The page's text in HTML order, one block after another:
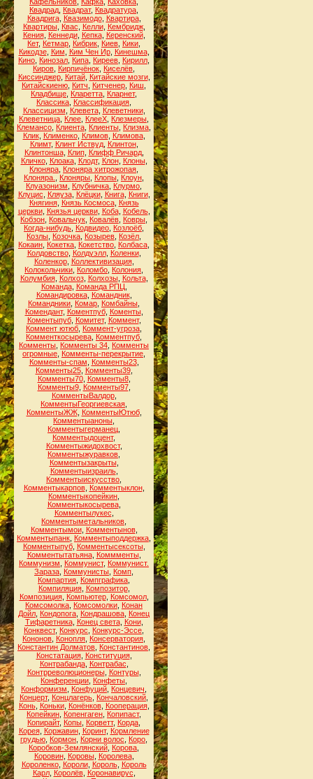
Квадрад Квадрат, Квадратура
Квадрига, Квазимодо, Квартира,
Квартиры, Квас Келли, Кембридж,
Кения, Кеннеди, Кепка, Керенский,
Кет, Кетмар Кибрик Киев Кики
Кикодзе, Ким Ким Чен Ир, Кинешма,
Кино Кинозал Кипа Киреев Кирилл
Киров Кирпичёнок Киселёв
Киссинджер, Китай, Китайские мозги,
Китайскиеню Китч Китченер Киш
Кладбище Кларетта Кларнет,
Классика Классификация
Классицизм
Клевета, Клеветники,
Клеветница Клее КлееХ Клезмеры
Клемансо Клиента Клиенты Клизма
Клик, Клименко, Климов, Климова,
Климт, Клинт Иствуд, Клинтон,
Клинтонша, Клип, Клифф Ричард,
Кличко, Клоака, Клодт, Клон, Клоны,
Клоняра Клоняра хитрожопая
Клоняра.
Клоняры Клопы Клоун
Клуазонизм
Клубничка Клурмо
Клуцис
Кляуза, Клёцки, Книга, Книги,
Княгиня, Князь Космоса, Князь
церкви, Князья церкви, Коба, Кобель,
Кобзон Ковальчук Ковалёв Ковры
Когда-нибудь Кодвидео Козлоёб
Козлы Козочка Козырев Козёл
Кокаин Кокетка Кокетство Колбаса
Колдовство, Колдуэлл, Коленки,
Коленкор, Коллективизация,
Колокольчики Коломбо Колония
Колумбия, Колхоз, Колхозы, Кольта,
Команда, Команда РПЦ
Командировка, Командник,
Командники Комар Комбайны
Комендант, Коментпуб, Коменты,
Коментыпуб, Комитет, Коммент,
Коммент ютюб Коммент-угроза
Комменткосырева Комментпуб
Комменты Комменты 34 Комменты
огромные Комменты-перекрытие
Комменты-спам
Комменты23,
Комменты25, Комменты39,
Комменты70, Комменты8,
Комменты9, Комменты97,
КомментыВалдор,
КомментыГеоргиевская
КомментыЖЖ, КомментыЮтюб,
Комментыаноны
Комментыгерманец
Комментыдоцент,
Комментыжидохвост,
Комментыжуравков
Комментызакрыты,
Комментыизраиль,
Комментыискусство
Комментыкарпов, Комментыклон,
Комментыкопейкин
Комментыкосырева,
Комментылукес
Комментыметальников
Комментымои, Комментынов,
Комментыпанк Комментыподдержка
Комментыпуб, Комментысексоты,
Комментытатьяна, Коммменты,
Коммунизм
Коммунист, Коммунист.
Зараза Коммунисты Комп
Компартия Компграфика
Компиляция, Композитор,
Композиция, Компьютер, Комсомол,
Комсомолка Комсомолки Конан
Дойл Кондопога Кондрашова Конец
Тифаретника, Конец света, Кони,
Конквест, Конкурс Конкурс-Эссе
Кононов Конопля Консерватория
Константин Долматов Константинов
Констатация, Конституция,
Контрабанда, Контрабас
Контрреволюционеры, Контуры,
Конференции Конфеты
Конформизм
Конфуций Концевич
Концерт, Концлагерь Кончаловский
Конь, Коньки, Конёнков, Кооперация,
Копейкин Копенгаген Копипаст,
Копирайт, Копы Корветт, Корда
Корея, Коржавин, Коринт, Кормление
грудью Кормон Корни волос Коро
Коробков-Землянский Корова
Коровин, Коровы, Королева,
Короленко, Короли, Король, Король
Карл, Королёв, Коронавирус